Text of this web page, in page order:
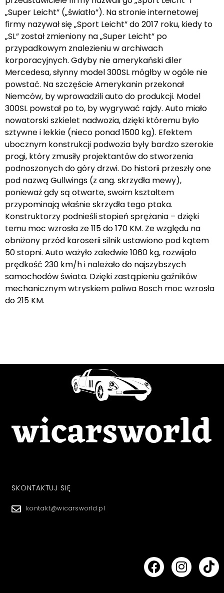
„Super Leicht” („światło”). Na stronie internetowej
firmy nazywał się „Sport Leicht” do 2017 roku, kiedy to
„SL” został zmieniony na „Super Leicht” po
przypadkowym znalezieniu w archiwach
korporacyjnych. Gdyby nie amerykański diler
Mercedesa, słynny model 300SL mógłby w ogóle nie
powstać. Na szczęście Amerykanin przekonał
Niemców, by wprowadzili auto do produkcji. Model
300SL powstał po to, by wygrywać rajdy. Auto miało
nowatorski szkielet nadwozia, dzięki któremu było
sztywne i lekkie (nieco ponad 1500 kg). Efektem
ubocznym konstrukcji podwozia były bardzo szerokie
progi, który zmusiły projektantów do stworzenia
podnoszonych do góry drzwi. Do historii przeszły one
pod nazwą Gullwings (z ang. skrzydła mewy),
ponieważ gdy są otwarte, swoim kształtem
przypominają właśnie skrzydła tego ptaka.
Konstruktorzy podnieśli stopień sprężania – dzięki
temu moc wzrosła ze 115 do 170 KM. Ze względu na
obniżony przód karoserii silnik ustawiono pod kątem
50 stopni. Auto ważyło zaledwie 1060 kg, rozwijało
prędkość 230 km/h i należało do najszybszych
samochodów świata. Dzięki zastąpieniu gaźników
mechanicznym wtryskiem paliwa Bosch moc wzrosła
do 215 KM.
SKONTAKTUJ SIĘ
kontakt@wicarsworld.pl